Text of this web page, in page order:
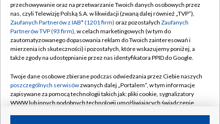
Abonament TVP
Emisja w TVP
Centrum informacji TVP
Naziemna Telewizja Cyfrowa
Rada Programowa
System NOS
Informacje o nadawcy
Regulamin TVP
Polityka prywatności
Moje zgody
Pomoc
Kontakt
Kanały
przechowywanie oraz na przetwarzanie Twoich danych osobowych przez
nas, czyli Telewizję Polską S.A. w likwidacji (zwaną dalej również „TVP”),
Zaufanych Partnerów z IAB* (1201 firm) oraz pozostałych Zaufanych
Partnerów TVP (93 firm), w celach marketingowych (w tym do
zautomatyzowanego dopasowania reklam do Twoich zainteresowań i
mierzenia ich skuteczności) i pozostałych, które wskazujemy poniżej, a
także zgody na udostępnianie przez nas identyfikatora PPID do Google.
Twoje dane osobowe zbierane podczas odwiedzania przez Ciebie naszych
poszczególnych serwisówzwanych dalej „Portalem”, w tym informacje
zapisywane za pomocą technologii takich jak: pliki cookie, sygnalizatory
WWW lub innych podobnych technologii umożliwiających świadczenie